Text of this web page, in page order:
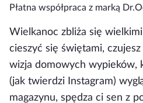
Płatna współpraca z marką
Wielkanoc zbliża się
cieszyć się świętami,
wizja domowych wypieków,
(jak twierdzi Instagram)
magazynu, spędza ci sen z